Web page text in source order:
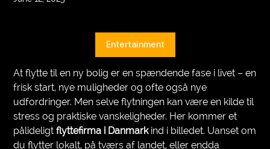
LIFESTYLE
EDUCATION
VEGETARIANS
Entertainment
At flytte til en ny bolig er en spændende fase i livet – en
frisk start, nye muligheder og ofte også nye
udfordringer. Men selve flytningen kan være en kilde til
stress og praktiske vanskeligheder. Her kommer et
pålideligtflyttefirma i Danmarkind i billedet. Uanset om
du flytter lokalt, på tværs af landet, eller endda